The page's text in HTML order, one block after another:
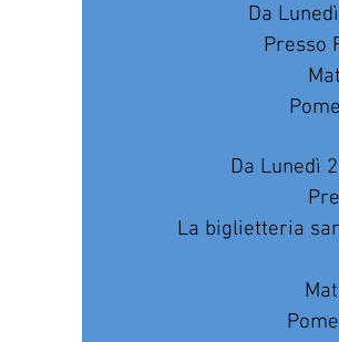
Da
Presso
Da Lunedì
La biglietteria